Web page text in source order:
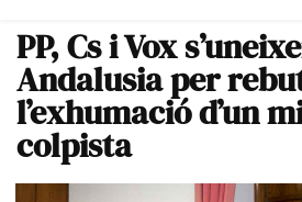
PP, Cs i Vox
Andalusia per
l’exhumació d’un
colpista